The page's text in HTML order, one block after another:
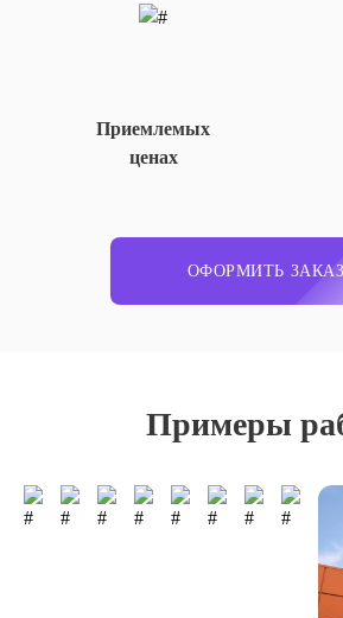
Приемлемых
ценах
ОФОРМИТЬ ЗАКАЗ
Примеры